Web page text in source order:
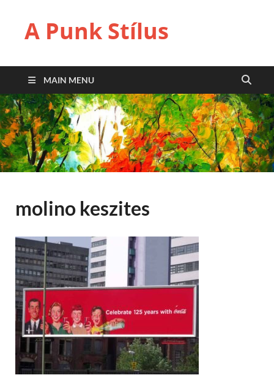
A Punk Stílus
MAIN MENU
molino keszites